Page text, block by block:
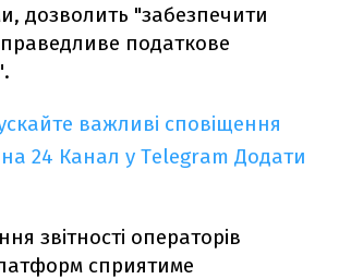
дозволить "забезпечити
податкове
важливі сповіщення
на 24 Канал у Telegram Додати
звітності операторів
сприятиме